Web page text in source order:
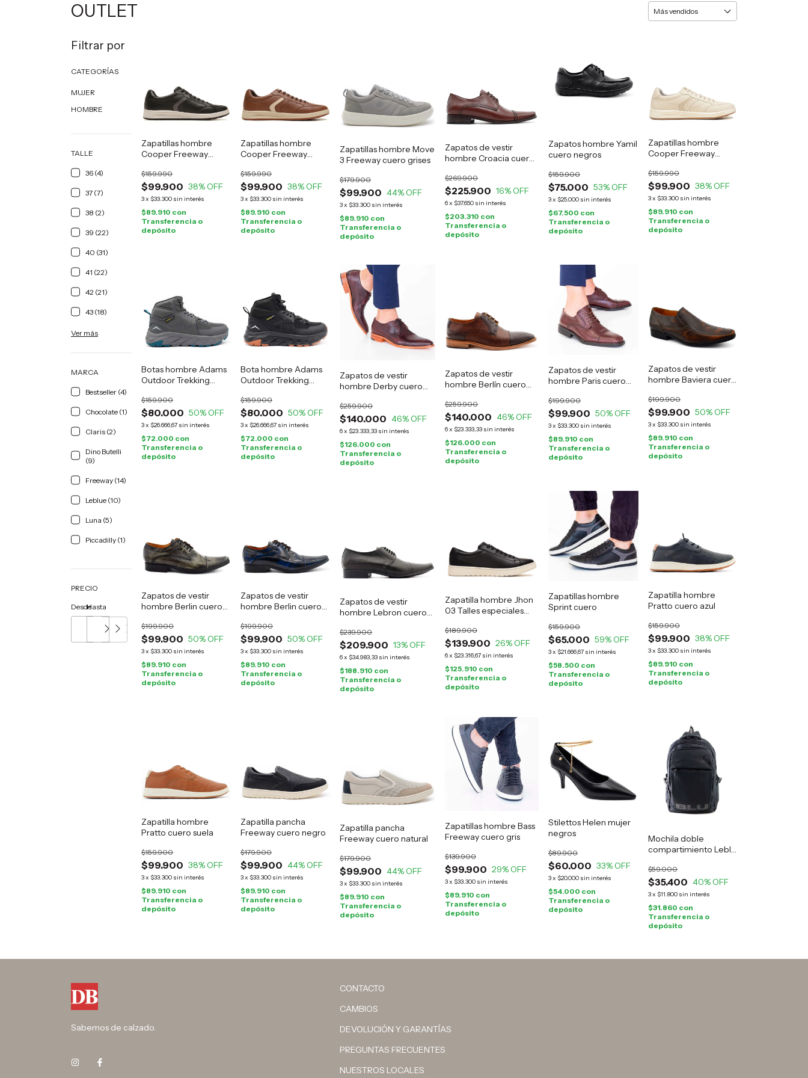
OUTLET
Filtrar por
CATEGORÍAS
MUJER
HOMBRE
TALLE
36 (4)
37 (7)
38 (2)
39 (22)
40 (31)
41 (22)
42 (21)
43 (18)
Ver más
MARCA
Bestseller (4)
Chocolate (1)
Claris (2)
Dino Butelli
(9)
Freeway (14)
Leblue (10)
Luna (5)
Piccadilly (1)
PRECIO
DesdeHasta
Zapatillas hombre
Cooper Freeway
$99.900
$159.990
38% OFF
3x $33.300 sin interés
$89.910 con
Transferencia o
depósito
Zapatillas hombre
Cooper Freeway
$99.900
$159.990
38% OFF
3x $33.300 sin interés
$89.910 con
Transferencia o
depósito
Zapatillas hombre Move
3 Freeway cuero grises
$99.900
$179.900
44% OFF
3x $33.300 sin interés
$89.910 con
Transferencia o
depósito
Zapatos de vestir
hombre Croacia cuero
$225.900
$269.900
16% OFF
6x $37.650 sin interés
$203.310 con
Transferencia o
depósito
Zapatos hombre Yamil
cuero negros
$75.000
$159.900
53% OFF
3x $25.000 sin interés
$67.500 con
Transferencia o
depósito
Zapatillas hombre
Cooper Freeway
$99.900
$159.990
38% OFF
3x $33.300 sin interés
$89.910 con
Transferencia o
depósito
Botas hombre Adams
Outdoor Trekking
$80.000
$159.900
50% OFF
3x $26.666,67 sin interés
$72.000 con
Transferencia o
depósito
Bota hombre Adams
Outdoor Trekking
$80.000
$159.900
50% OFF
3x $26.666,67 sin interés
$72.000 con
Transferencia o
depósito
Zapatos de vestir
hombre Derby cuero
$140.000
$259.900
46% OFF
6x $23.333,33 sin interés
$126.000 con
Transferencia o
depósito
Zapatos de vestir
hombre Berlín cuero
$140.000
$259.900
46% OFF
6x $23.333,33 sin interés
$126.000 con
Transferencia o
depósito
Zapatos de vestir
hombre Paris cuero
$99.900
$199.900
50% OFF
3x $33.300 sin interés
$89.910 con
Transferencia o
depósito
Zapatos de vestir
hombre Baviera cuero
$99.900
$199.900
50% OFF
3x $33.300 sin interés
$89.910 con
Transferencia o
depósito
Zapatos de vestir
hombre Berlin cuero
$99.900
$199.900
50% OFF
3x $33.300 sin interés
$89.910 con
Transferencia o
depósito
Zapatos de vestir
hombre Berlin cuero
$99.900
$199.900
50% OFF
3x $33.300 sin interés
$89.910 con
Transferencia o
depósito
Zapatos de vestir
hombre Lebron cuero
$209.900
$239.900
13% OFF
6x $34.983,33 sin interés
$188.910 con
Transferencia o
depósito
Zapatilla hombre Jhon
03 Talles especiales
$139.900
$189.900
26% OFF
6x $23.316,67 sin interés
$125.910 con
Transferencia o
depósito
Zapatillas hombre
Sprint cuero
$65.000
$159.900
59% OFF
3x $21.666,67 sin interés
$58.500 con
Transferencia o
depósito
Zapatilla hombre
Pratto cuero azul
$99.900
$159.900
38% OFF
3x $33.300 sin interés
$89.910 con
Transferencia o
depósito
Zapatilla hombre
Pratto cuero suela
$99.900
$159.900
38% OFF
3x $33.300 sin interés
$89.910 con
Transferencia o
depósito
Zapatilla pancha
Freeway cuero negro
$99.900
$179.900
44% OFF
3x $33.300 sin interés
$89.910 con
Transferencia o
depósito
Zapatilla pancha
Freeway cuero natural
$99.900
$179.900
44% OFF
3x $33.300 sin interés
$89.910 con
Transferencia o
depósito
Zapatillas hombre Bass
Freeway cuero gris
$99.900
$139.900
29% OFF
3x $33.300 sin interés
$89.910 con
Transferencia o
depósito
Stilettos Helen mujer
negros
$60.000
$89.900
33% OFF
3x $20.000 sin interés
$54.000 con
Transferencia o
depósito
Mochila doble
compartimiento Leblu
$35.400
$59.000
40% OFF
3x $11.800 sin interés
$31.860 con
Transferencia o
depósito
Sabemos de calzado.
CONTACTO
CAMBIOS
DEVOLUCIÓN Y GARANTÍAS
PREGUNTAS FRECUENTES
NUESTROS LOCALES